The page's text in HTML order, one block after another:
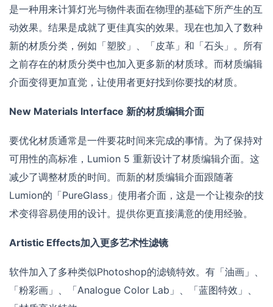
是一种用来计算灯光与物件表面在物理的基础下所产生的互
动效果。结果是成就了更佳真实的效果。现在也加入了数种
新的材质分类，例如「塑胶」、「皮革」和「石头」。所有
之前存在的材质分类中也加入更多新的材质球。而材质编辑
介面变得更加直觉，让使用者更好找到你要找的材质。
New Materials Interface 新的材质编辑介面
要优化材质通常是一件要花时间来完成的事情。为了保持对
可用性的高标准，Lumion 5 重新设计了材质编辑介面。这
减少了调整材质的时间。而新的材质编辑介面跟随著
Lumion的「PureGlass」使用者介面，这是一个让複杂的技
术变得容易使用的设计。提供你更直接满意的使用经验。
Artistic Effects加入更多艺术性滤镜
软件加入了多种类似Photoshop的滤镜特效。有「油画」、
「粉彩画」、「Analogue Color Lab」、「蓝图特效」、